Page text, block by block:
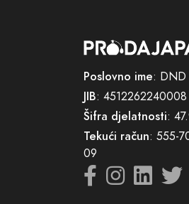
Poslovno ime: DND
JIB: 4512262240008
Šifra djelatnosti:
Tekući račun: 555-
09